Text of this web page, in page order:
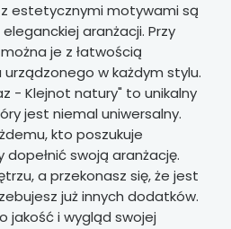
estetycznymi motywami są
aranżacji. Przy
je z łatwością
w każdym stylu.
- Klejnot natury" to unikalny
jest niemal uniwersalny.
kto poszukuje
swoją aranżację.
a przekonasz się, że jest
już innych dodatków.
jakość i wygląd swojej